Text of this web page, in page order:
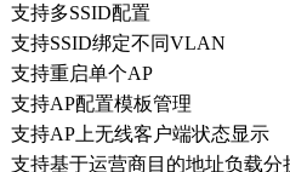
支持多SSID配置
支持SSID绑定不同VLAN
支持重启单个AP
支持AP配置模板管理
支持AP上无线客户端状态显示
支持基于运营商目的地址负载分